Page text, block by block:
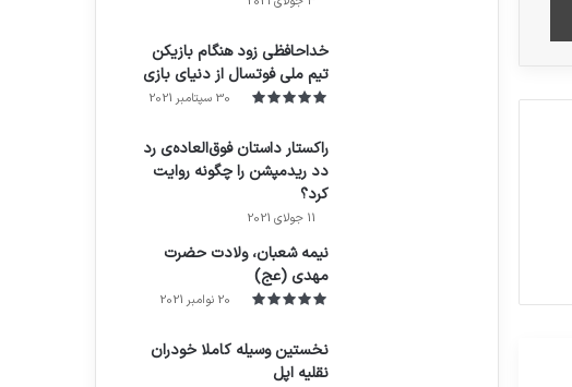
خداحافظی زود هنگام بازیکن
تیم ملی فوتسال از دنیای بازی
30 سپتامبر 2021
راکستار داستان فوق‌العاده‌ی رد
دد ریدمپشن را چگونه روایت
کرد؟
11 جولای 2021
نیمه شعبان، ولادت حضرت
مهدی (عج)
20 نوامبر 2021
نخستین وسیله کاملا خودران
نقلیه اپل